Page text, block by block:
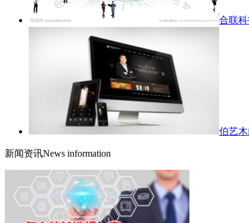
合联
伯艺木
新闻资讯News information